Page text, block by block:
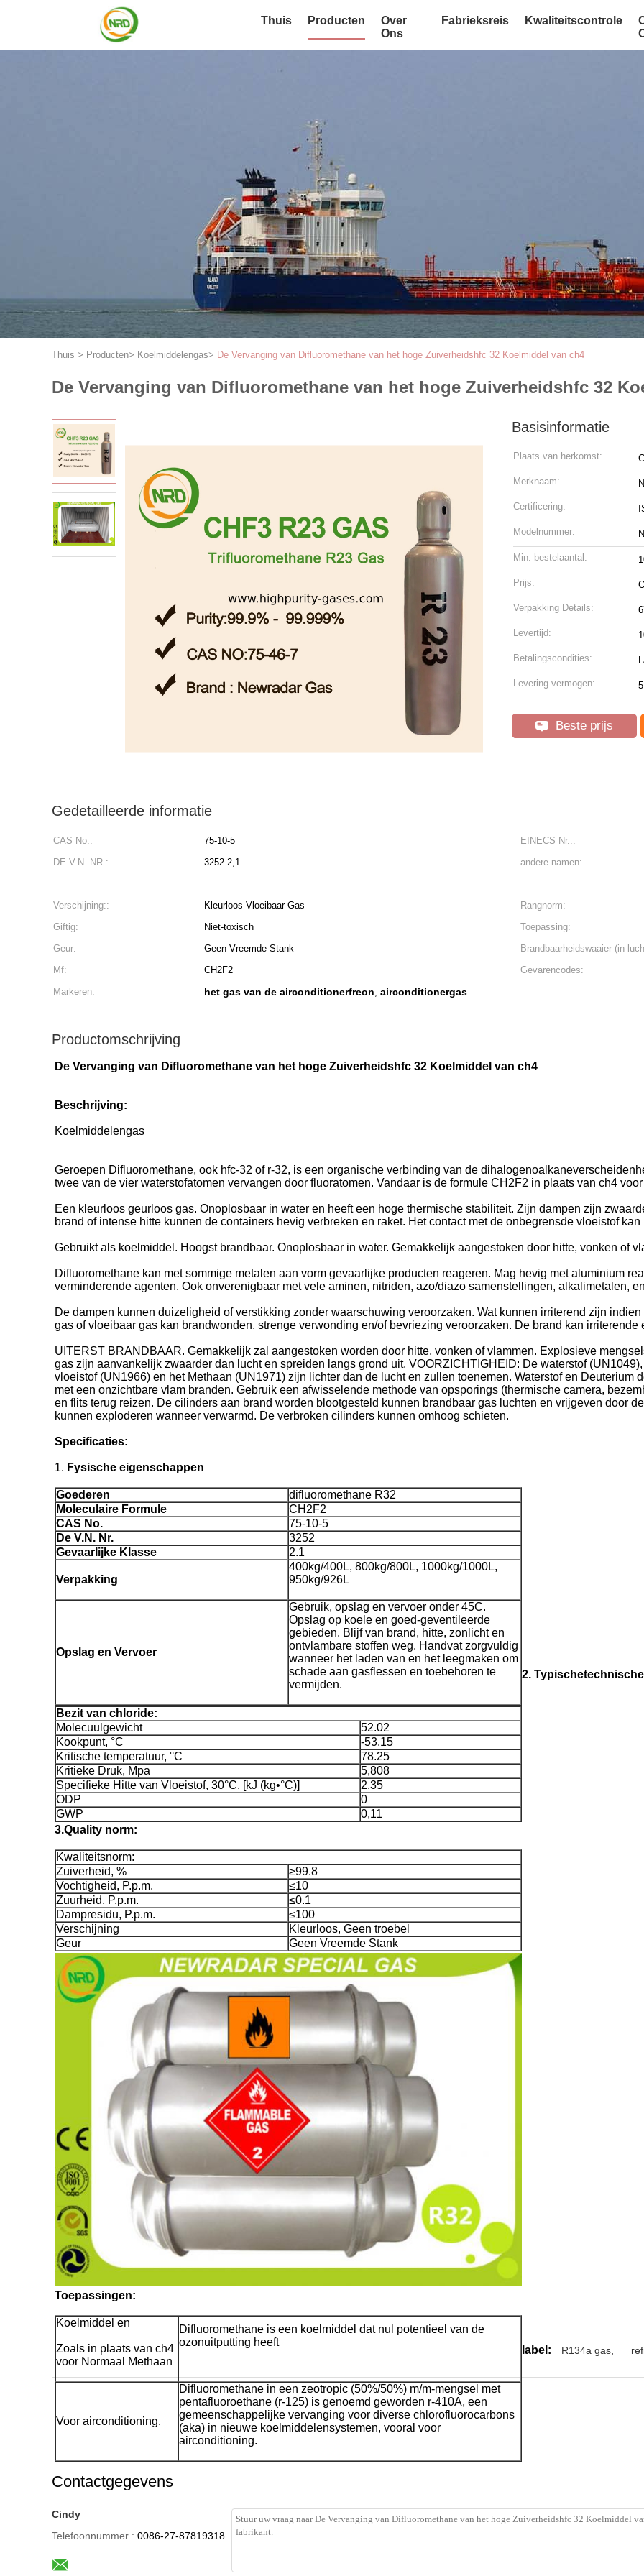
Thuis Producten
Over
Ons
Fabrieksreis Kwaliteitscontrole
Thuis > Producten> Koelmiddelengas> De Vervanging van Difluoromethane van het hoge Zuiverheidshfc 32 Koelmiddel van ch4
De Vervanging van Difluoromethane van het hoge Zuiverheidshfc 32
Basisinformatie
Plaats van herkomst:
Merknaam:
Certificering:
Modelnummer:
Min. bestelaantal:
Prijs:
Verpakking Details:
Levertijd:
Betalingscondities:
Levering vermogen:
Beste prijs
Gedetailleerde informatie
CAS No.: 75-10-5 EINECS Nr.::
DE V.N. NR.:
3252 2,1 andere namen:
Verschijning::
Kleurloos Vloeibaar Gas Rangnorm:
Giftig:
Niet-toxisch Toepassing:
Geur:
Geen Vreemde Stank Brandbaarheidswaaier (in
Mf:
CH2F2 Gevarencodes:
Markeren:
het gas van de airconditionerfreon, airconditionergas
Productomschrijving
De Vervanging van Difluoromethane van het hoge Zuiverheidshfc 32 Koelmiddel van ch4
Beschrijving:
Koelmiddelengas
Geroepen Difluoromethane, ook hfc-32 of r-32, is een organische verbinding van de
twee van de vier waterstofatomen vervangen door fluoratomen. Vandaar is de formule CH2F2 in plaats van ch4
Een kleurloos geurloos gas. Onoplosbaar in water en heeft een hoge thermische stabiliteit. Zijn dampen zijn
brand of intense hitte kunnen de containers hevig verbreken en raket. Het contact met de onbegrensde vloeistof
Gebruikt als koelmiddel. Hoogst brandbaar. Onoplosbaar in water. Gemakkelijk aangestoken door hitte, vonken of
Difluoromethane kan met sommige metalen aan vorm gevaarlijke producten reageren. Mag hevig met aluminium
verminderende agenten. Ook onverenigbaar met vele aminen, nitriden, azo/diazo samenstellingen, alkalimetalen,
De dampen kunnen duizeligheid of verstikking zonder waarschuwing veroorzaken. Wat kunnen irriterend zijn
gas of vloeibaar gas kan brandwonden, strenge verwonding en/of bevriezing veroorzaken. De brand kan irriterende
UITERST BRANDBAAR. Gemakkelijk zal aangestoken worden door hitte, vonken of vlammen. Explosieve
gas zijn aanvankelijk zwaarder dan lucht en spreiden langs grond uit. VOORZICHTIGHEID: De waterstof
vloeistof (UN1966) en het Methaan (UN1971) zijn lichter dan de lucht en zullen toenemen. Waterstof en Deuterium
met een onzichtbare vlam branden. Gebruik een afwisselende methode van opsporings (thermische camera,
en flits terug reizen. De cilinders aan brand worden blootgesteld kunnen brandbaar gas luchten en vrijgeven door
kunnen exploderen wanneer verwarmd. De verbroken cilinders kunnen omhoog schieten.
Specificaties:
1. Fysische eigenschappen
Goederen
difluoromethane R32
Moleculaire Formule
CH2F2
CAS No.
75-10-5
De V.N. Nr.
3252
Gevaarlijke Klasse
2.1
Verpakking
400kg/400L, 800kg/800L, 1000kg/1000L,
950kg/926L
Opslag en Vervoer
Gebruik, opslag en vervoer onder 45C.
Opslag op koele en goed-geventileerde
gebieden. Blijf van brand, hitte, zonlicht en
ontvlambare stoffen weg. Handvat zorgvuldig
wanneer het laden van en het leegmaken om
schade aan gasflessen en toebehoren te
vermijden.
2.
Bezit van chloride:
Molecuulgewicht
52.02
Kookpunt, °C
-53.15
Kritische temperatuur, °C
78.25
Kritieke Druk, Mpa
5,808
Specifieke Hitte van Vloeistof, 30°C, [kJ (kg•°C)]
2.35
ODP
0
GWP
0,11
3.Quality norm:
Kwaliteitsnorm:
Zuiverheid, %
≥99.8
Vochtigheid, P.p.m.
≤10
Zuurheid, P.p.m.
≤0.1
Dampresidu, P.p.m.
≤100
Verschijning
Kleurloos, Geen troebel
Geur
Geen Vreemde Stank
Toepassingen:
Koelmiddel en
Zoals in plaats van ch4
voor Normaal Methaan
Difluoromethane is een koelmiddel dat nul potentieel van de
ozonuitputting heeft
Voor airconditioning.
Difluoromethane in een zeotropic (50%/50%) m/m-mengsel met
pentafluoroethane (r-125) is genoemd geworden r-410A, een
gemeenschappelijke vervanging voor diverse chlorofluorocarbons
(aka) in nieuwe koelmiddelensystemen, vooral voor
airconditioning.
label: R134a gas
Contactgegevens
Cindy
Telefoonnummer : 0086-27-87819318